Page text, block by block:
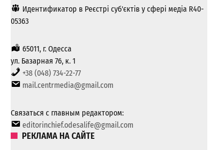
Идентификатор в Реєстрі суб'єктів у сфері медіа R40-
05363
65011, г. Одесса
ул. Базарная 76, к. 1
+38 (048) 734-22-77
mail.centrmedia@gmail.com
Связаться с главным редактором:
editorinchief.odesalife@gmail.com
РЕКЛАМА НА САЙТЕ